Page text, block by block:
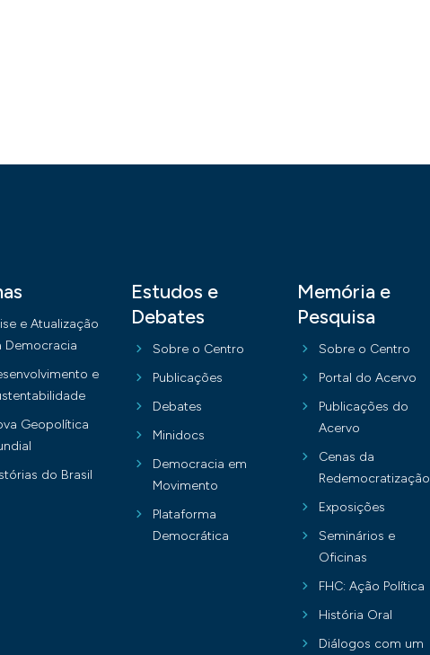
e Atualização
Democracia
e
Geopolítica
do Brasil
Estudos e
Debates
Sobre o Centro
Publicações
Debates
Minidocs
Democracia em
Movimento
Plataforma
Democrática
Memória e
Pesquisa
Sobre o Centro
Portal do Acervo
Publicações do
Acervo
Cenas da
Redemocratização
Exposições
Seminários e
Oficinas
FHC: Ação Política
História Oral
Diálogos com um